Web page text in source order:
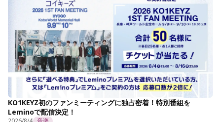
KO1KEYZ初のファンミーティングに独占密着！特別番組を
Leminoで配信決定！